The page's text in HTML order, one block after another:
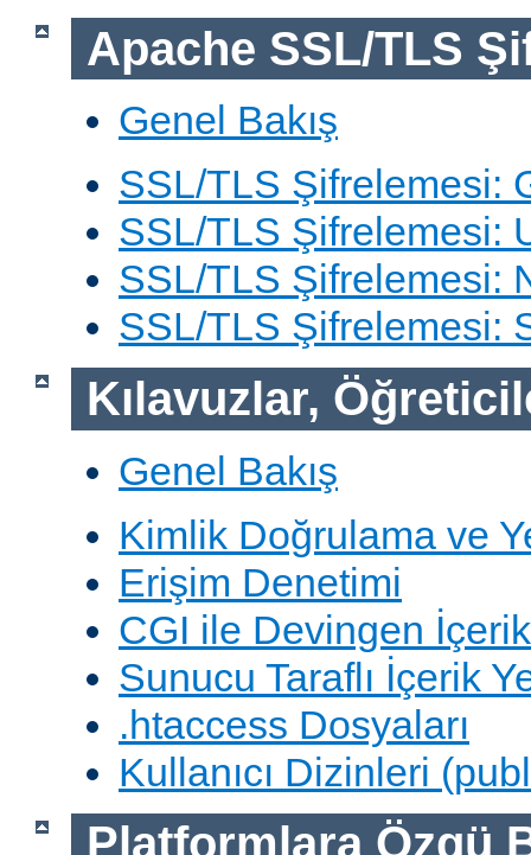
Apache SSL/TLS
Genel Bakış
SSL/TLS Şifrelemesi:
SSL/TLS Şifrelemesi:
SSL/TLS Şifrelemesi:
SSL/TLS Şifrelemesi:
Kılavuzlar,
Genel Bakış
Kimlik Doğrulama ve
Erişim Denetimi
CGI ile Devingen İçerik
Sunucu Taraflı İçerik
.htaccess Dosyaları
Kullanıcı Dizinleri
Platformlara Özgü